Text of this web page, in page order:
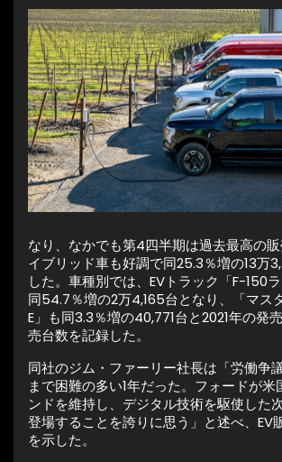
なり、なかでも第4四半期は過去最高の
イブリッド車も好調で同25.3％増の13万
した。車種別では、EVトラック「F-150
同54.7％増の2万4,165台となり、「マス
E」も同3.3％増の40,771台と2021年の発
売台数を記録した。
同社のジム・ファーリー社長は「労働争
まで困難の多い1年だった。フォードが米
ンドを維持し、デジタル技術を駆使した
登場することを誇りに思う」と述べ、EV
を示した。